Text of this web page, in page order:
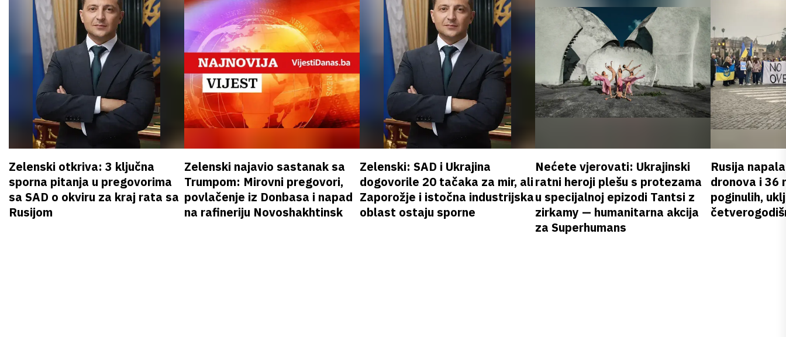
Zelenski otkriva: 3 ključna
sporna pitanja u pregovorima
sa SAD o okviru za kraj rata sa
Rusijom
Zelenski najavio sastanak sa
Trumpom: Mirovni pregovori,
povlačenje iz Donbasa i napad
na rafineriju Novoshakhtinsk
Zelenski: SAD i Ukrajina
dogovorile 20 tačaka za mir, ali
Zaporožje i istočna industrijska
oblast ostaju sporne
Nećete vjerovati: Ukrajinski
ratni heroji plešu s protezama
u specijalnoj epizodi Tantsi z
zirkamy — humanitarna akcija
za Superhumans
Rusija
dronova i 36
poginulih,